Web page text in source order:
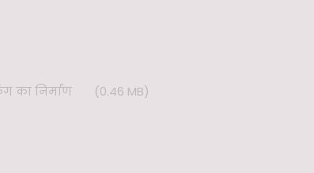
का निर्माण (0.46 MB)